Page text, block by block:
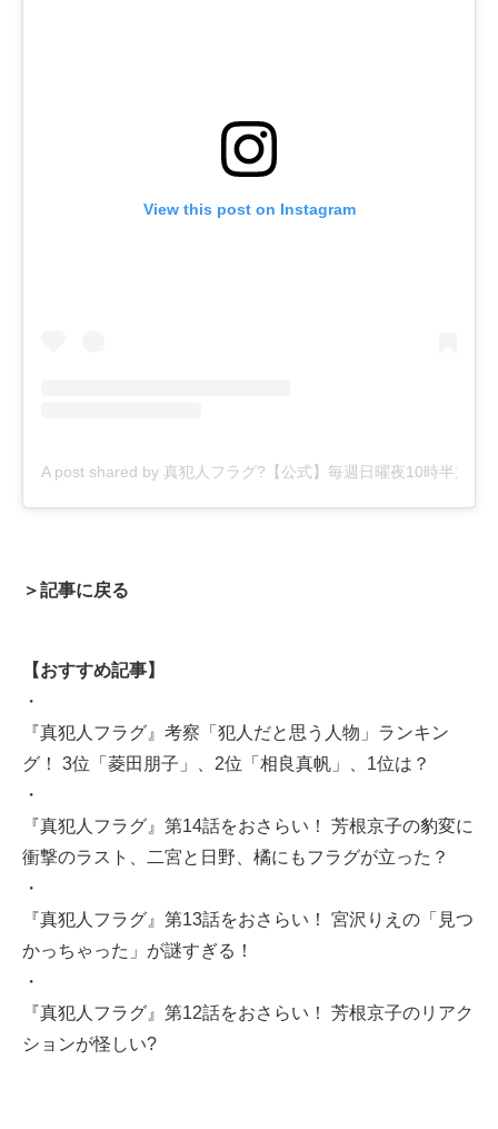
View this post on Instagram
A post shared by 真犯人フラグ?【公式】毎週日曜夜10時半放送
＞記事に戻る
【おすすめ記事】
・
『真犯人フラグ』考察「犯人だと思う人物」ランキン
グ！ 3位「菱田朋子」、2位「相良真帆」、1位は？
・
『真犯人フラグ』第14話をおさらい！ 芳根京子の豹変に
衝撃のラスト、二宮と日野、橘にもフラグが立った？
・
『真犯人フラグ』第13話をおさらい！ 宮沢りえの「見つ
かっちゃった」が謎すぎる！
・
『真犯人フラグ』第12話をおさらい！ 芳根京子のリアク
ションが怪しい?